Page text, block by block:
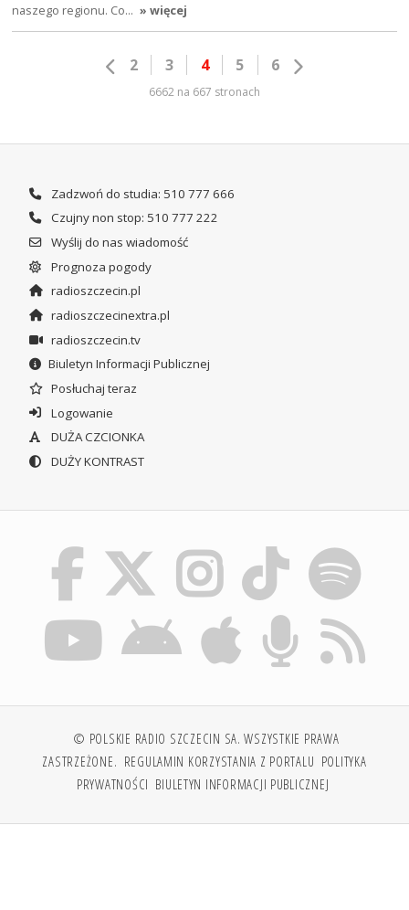
naszego regionu. Co… » więcej
2 3 4 5 6
6662 na 667 stronach
Zadzwoń do studia: 510 777 666
Czujny non stop: 510 777 222
Wyślij do nas wiadomość
Prognoza pogody
radioszczecin.pl
radioszczecinextra.pl
radioszczecin.tv
Biuletyn Informacji Publicznej
Posłuchaj teraz
Logowanie
DUŻA CZCIONKA
DUŻY KONTRAST
© POLSKIE RADIO SZCZECIN SA. WSZYSTKIE PRAWA
ZASTRZEŻONE. REGULAMIN KORZYSTANIA Z PORTALU POLITYKA
PRYWATNOŚCI BIULETYN INFORMACJI PUBLICZNEJ